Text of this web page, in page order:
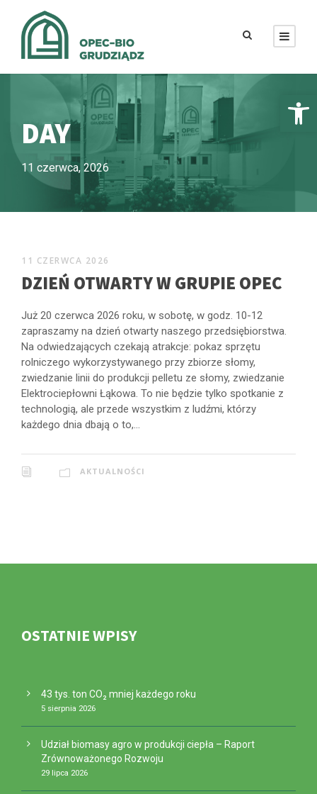
Otwórz pasek narzędzi
DAY
11 czerwca, 2026
11 CZERWCA 2026
DZIEŃ OTWARTY W GRUPIE OPEC
Już 20 czerwca 2026 roku, w sobotę, w godz. 10-12
zapraszamy na dzień otwarty naszego przedsiębiorstwa.
Na odwiedzających czekają atrakcje: pokaz sprzętu
rolniczego wykorzystywanego przy zbiorze słomy,
zwiedzanie linii do produkcji pelletu ze słomy, zwiedzanie
Elektrociepłowni Łąkowa. To nie będzie tylko spotkanie z
technologią, ale przede wszystkim z ludźmi, którzy
każdego dnia dbają o to,...
AKTUALNOŚCI
OSTATNIE WPISY
43 tys. ton CO₂ mniej każdego roku
5 sierpnia 2026
Udział biomasy agro w produkcji ciepła – Raport
Zrównoważonego Rozwoju
29 lipca 2026